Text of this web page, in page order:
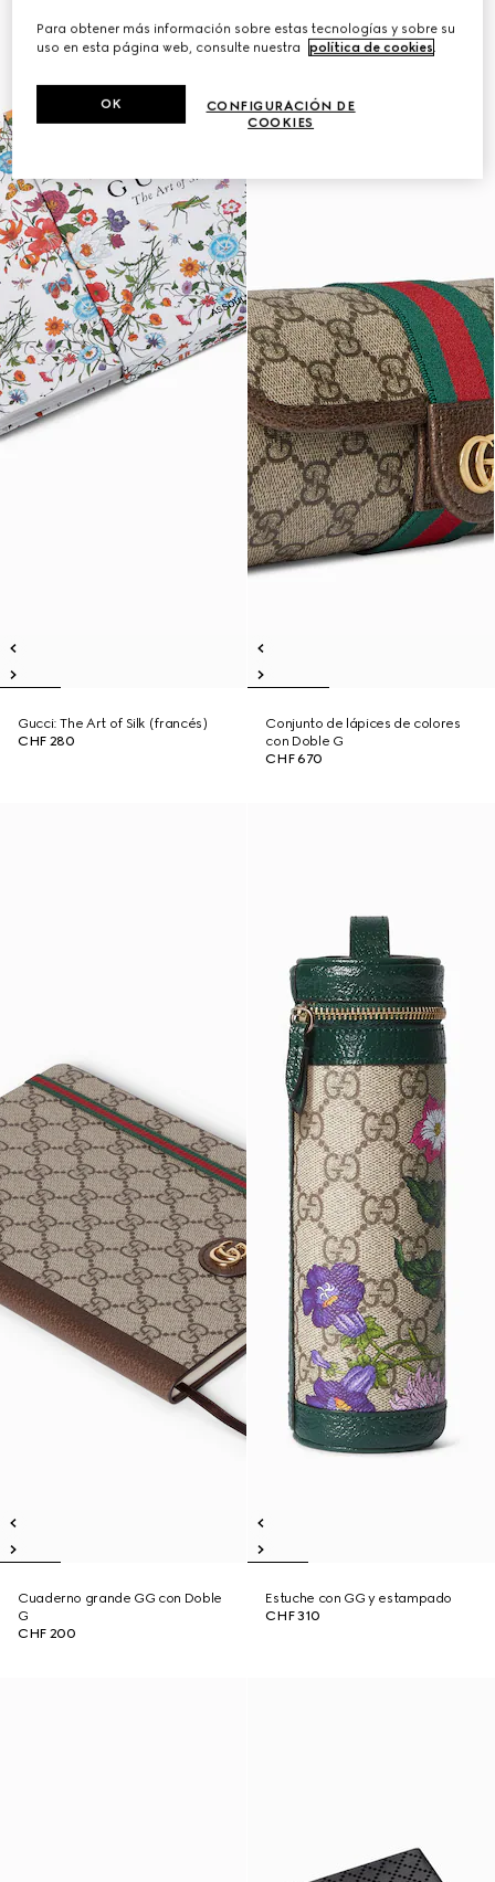
Gucci: The Art of Silk (francés)
CHF 280
Conjunto de lápices de colores
con Doble G
CHF 670
Cuaderno grande GG con Doble
G
CHF 200
Estuche con GG y estampado
CHF 310
Para obtener más información sobre estas tecnologías y sobre su
uso en esta página web, consulte nuestra política de cookies
CONFIGURACIÓN DE
COOKIES
OK